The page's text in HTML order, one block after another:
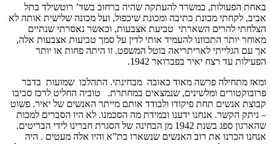
באחת הפעולות, במשרד להעתקה שהיה ברחוב בשד’ רוטשילד בתל
אביב, לקחתי מכונת כתיבה ומכונת שיכפול, ועל מכונה שלישית אותה לא
הצלחתי להרים השארתי טביעת אצבעות, וכאשר נאסרתי שנתיים
מאוחר יותר התכוונו להעמיד אותי לדין על סמך טביעות אצבעות אלה,
אך עם הגלייתי לאריתריאה בוטל המשפט. זו היתה פחות או יותר
הפעילות עד רצח יאיר בפברואר 1942.
ומאז מתחילה פרשה מאוד כאובה מבחינתי. התהלכו שמועות בדבר
פרובוקטורים ומלשינים, שנמצאים במחתרת. טוביה החליט לרכז סביבו
קבוצת אנשים תחת פיקודו ולבודד אותם מייתר האנשים של יאיר. פשוט
– ניתק הקשר. אנחנו ידענו ובמידת מה הסכמנו. לא היו הסברים למכות
שהארגון ספג בשנת 1942 מן הבחינה של הסגרת חברינו לידי הבריטים.
אנחנו הכרנו את רוב האנשים שנשארו בת”א והיו אלה מעטים . היה